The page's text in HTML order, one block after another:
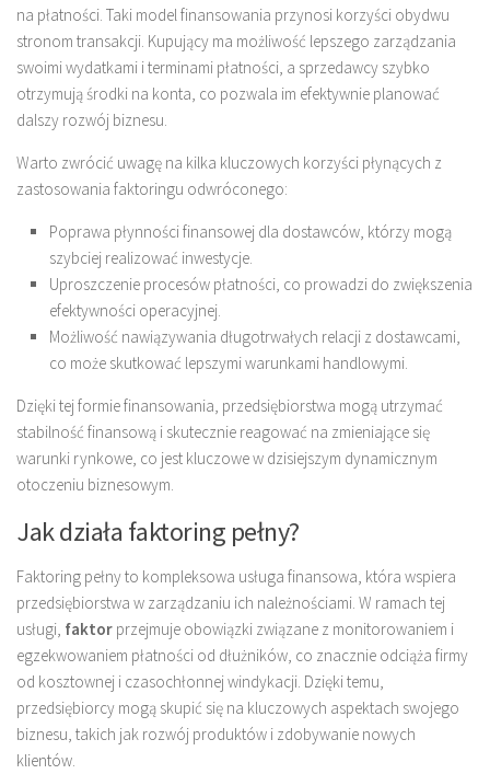
na płatności. Taki model finansowania przynosi korzyści obydwu
stronom transakcji. Kupujący ma możliwość lepszego zarządzania
swoimi wydatkami i terminami płatności, a sprzedawcy szybko
otrzymują środki na konta, co pozwala im efektywnie planować
dalszy rozwój biznesu.
Warto zwrócić uwagę na kilka kluczowych korzyści płynących z
zastosowania faktoringu odwróconego:
Poprawa płynności finansowej dla dostawców, którzy mogą
szybciej realizować inwestycje.
Uproszczenie procesów płatności, co prowadzi do zwiększenia
efektywności operacyjnej.
Możliwość nawiązywania długotrwałych relacji z dostawcami,
co może skutkować lepszymi warunkami handlowymi.
Dzięki tej formie finansowania, przedsiębiorstwa mogą utrzymać
stabilność finansową i skutecznie reagować na zmieniające się
warunki rynkowe, co jest kluczowe w dzisiejszym dynamicznym
otoczeniu biznesowym.
Jak działa faktoring pełny?
Faktoring pełny to kompleksowa usługa finansowa, która wspiera
przedsiębiorstwa w zarządzaniu ich należnościami. W ramach tej
usługi, faktor przejmuje obowiązki związane z monitorowaniem i
egzekwowaniem płatności od dłużników, co znacznie odciąża firmy
od kosztownej i czasochłonnej windykacji. Dzięki temu,
przedsiębiorcy mogą skupić się na kluczowych aspektach swojego
biznesu, takich jak rozwój produktów i zdobywanie nowych
klientów.